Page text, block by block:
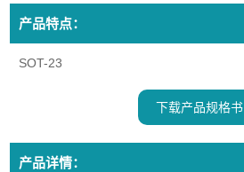
产品特点：
SOT-23
下载产品规格书
产品详情：